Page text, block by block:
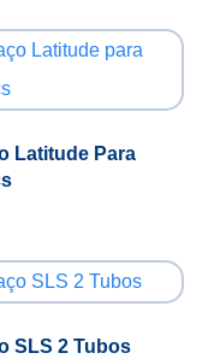
Latitude Para
SLS 2 Tubos